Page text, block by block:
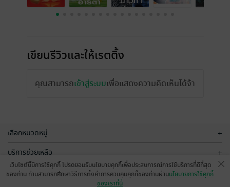
เขียนรีวิวและให้เรตติ้ง
คุณสามารถเข้าสู่ระบบเพื่อแสดงความคิดเห็นได้จ้า
รีวิวทั้งหมด
เว็บไซต์นี้มีการใช้คุกกี้ โปรดยอมรับนโยบายคุกกี้เพื่อประสบการณ์การใช้บริการที่ดีที่สุด
ของท่าน ท่านสามารถศึกษาวิธีการตั้งค่าการควบคุมคุกกี้ของท่านผ่านนโยบายการใช้คุกกี้
ของเราที่นี่